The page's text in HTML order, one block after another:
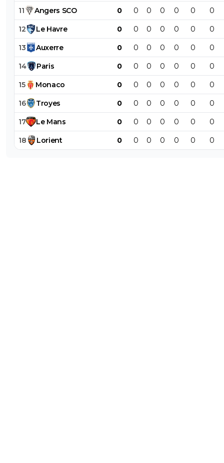
11 Angers SCO 0 0 0 0 0 0 0
12 Le Havre 0 0 0 0 0 0 0
13 Auxerre 0 0 0 0 0 0 0
14 Paris 0 0 0 0 0 0 0
15 Monaco 0 0 0 0 0 0 0
16 Troyes 0 0 0 0 0 0 0
17 Le Mans 0 0 0 0 0 0 0
18 Lorient 0 0 0 0 0 0 0